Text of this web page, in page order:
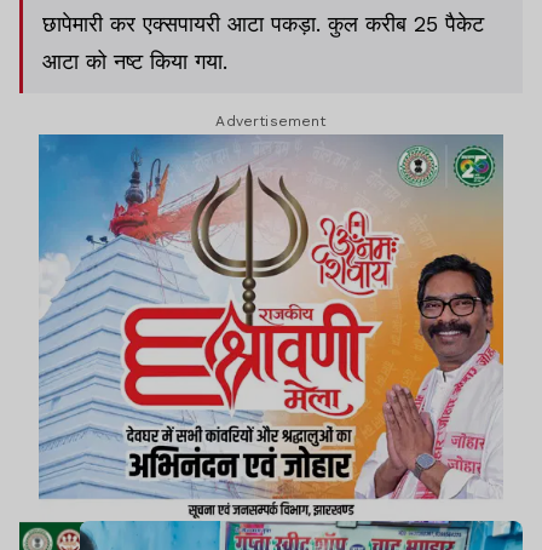
छापेमारी कर एक्सपायरी आटा पकड़ा. कुल करीब 25 पैकेट
आटा को नष्ट किया गया.
Advertisement